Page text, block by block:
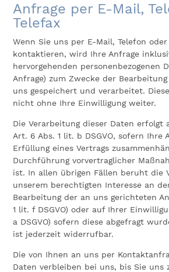
Anfrage per E-Mail,
Telefax
Wenn Sie uns per E-Mail, Telefon oder
kontaktieren, wird Ihre Anfrage
hervorgehenden personenbezogenen
Anfrage) zum Zwecke der
uns gespeichert und verarbeitet.
nicht ohne Ihre Einwilligung weiter.
Die Verarbeitung dieser Daten erfolgt
Art. 6 Abs. 1 lit. b DSGVO, sofern Ihre
Erfüllung eines Vertrags
Durchführung vorvertraglicher
ist. In allen übrigen Fällen beruht die
unserem berechtigten Interesse an
Bearbeitung der an uns gerichteten
1 lit. f DSGVO) oder auf Ihrer
a DSGVO) sofern diese abgefragt
ist jederzeit widerrufbar.
Die von Ihnen an uns per
Daten verbleiben bei uns, bis Sie uns